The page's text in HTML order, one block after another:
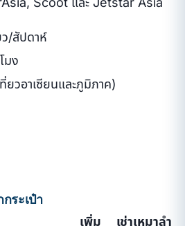
/สัปดาห์
มง
ยวอาเซียนและภูมิภาค)
ระเป๋า
เพิ่ม
เช่าเหมาลำ